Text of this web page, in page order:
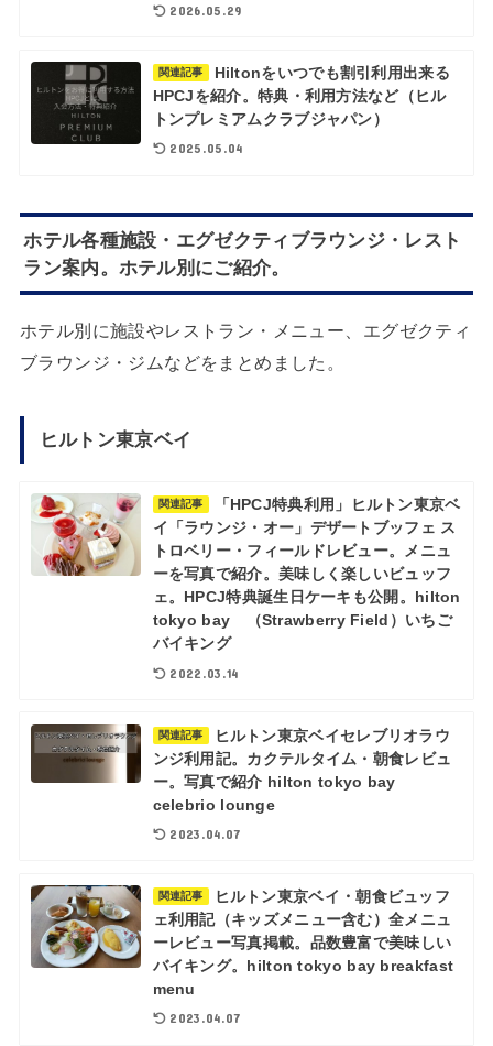
2026.05.29
関連記事
Hiltonをいつでも割引利用出来る
HPCJを紹介。特典・利用方法など（ヒル
トンプレミアムクラブジャパン）
2025.05.04
ホテル各種施設・エグゼクティブラウンジ・レスト
ラン案内。ホテル別にご紹介。
ホテル別に施設やレストラン・メニュー、エグゼクティ
ブラウンジ・ジムなどをまとめました。
ヒルトン東京ベイ
関連記事
「HPCJ特典利用」ヒルトン東京ベ
イ「ラウンジ・オー」デザートブッフェ ス
トロベリー・フィールドレビュー。メニュ
ーを写真で紹介。美味しく楽しいビュッフ
ェ。HPCJ特典誕生日ケーキも公開。hilton
tokyo bay （Strawberry Field）いちご
バイキング
2022.03.14
関連記事
ヒルトン東京ベイセレブリオラウ
ンジ利用記。カクテルタイム・朝食レビュ
ー。写真で紹介 hilton tokyo bay
celebrio lounge
2023.04.07
関連記事
ヒルトン東京ベイ・朝食ビュッフ
ェ利用記（キッズメニュー含む）全メニュ
ーレビュー写真掲載。品数豊富で美味しい
バイキング。hilton tokyo bay breakfast
menu
2023.04.07